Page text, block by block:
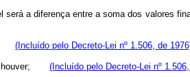
a diferença entre a soma dos valores
(Incluído pelo Decreto-Lei nº 1.506, de
houver; (Incluído pelo Decreto-Lei nº